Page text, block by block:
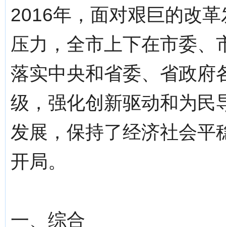
2016年，面对艰巨的改
压力，全市上下在市委、
落实中央和省委、省政府
级，强化创新驱动和为民
发展，保持了经济社会平
开局。
一、综合